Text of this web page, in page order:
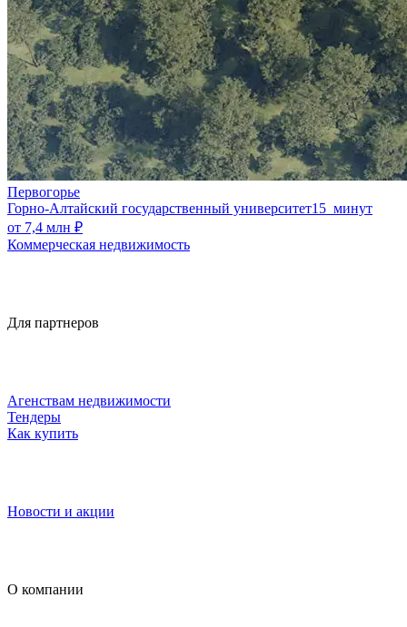
Первогорье
Горно-Алтайский государственный университет15 минут
от 7,4 млн ₽
Коммерческая недвижимость
Для партнеров
Агенствам недвижимости
Тендеры
Как купить
Новости и акции
О компании